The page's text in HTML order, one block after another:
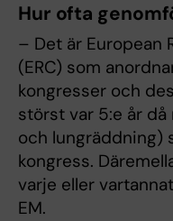
Hur ofta
– Det är European
(ERC) som
kongresser och
störst var 5:e år
och lungräddning)
kongress.
varje eller
EM.